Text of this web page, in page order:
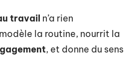
travail n’a rien
la routine, nourrit la
, et donne du sens